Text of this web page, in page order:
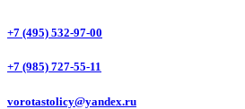
+7 (495) 532-97-00
+7 (985) 727-55-11
vorotastolicy@yandex.ru